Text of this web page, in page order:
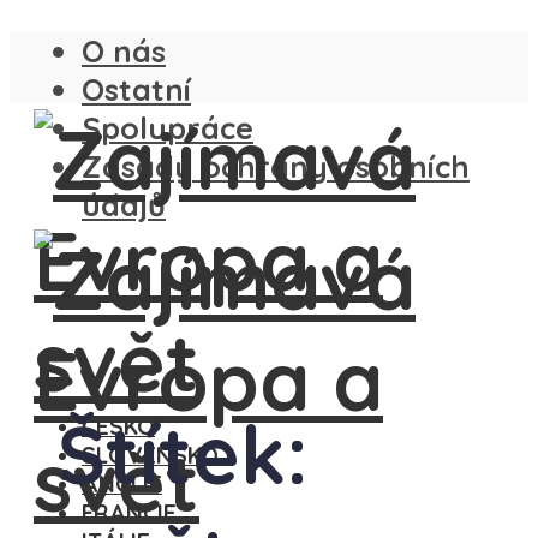
O nás
Ostatní
Spolupráce
Zásady ochrany osobních
údajů
ČESKO
SLOVENSKO
ANGLIE
FRANCIE
Štítek: